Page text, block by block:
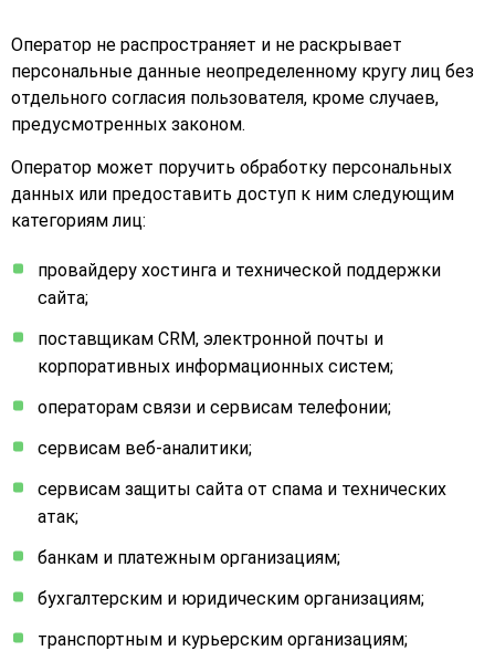
Оператор не распространяет и не раскрывает
персональные данные неопределенному кругу лиц без
отдельного согласия пользователя, кроме случаев,
предусмотренных законом.
Оператор может поручить обработку персональных
данных или предоставить доступ к ним следующим
категориям лиц:
провайдеру хостинга и технической поддержки
сайта;
поставщикам CRM, электронной почты и
корпоративных информационных систем;
операторам связи и сервисам телефонии;
сервисам веб-аналитики;
сервисам защиты сайта от спама и технических
атак;
банкам и платежным организациям;
бухгалтерским и юридическим организациям;
транспортным и курьерским организациям;